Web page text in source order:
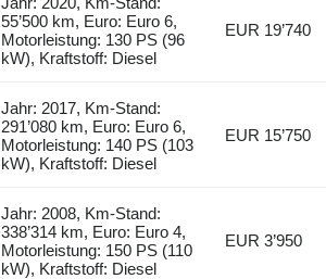
55’500 km, Euro: Euro 6,
Motorleistung: 130 PS (96
kW), Kraftstoff: Diesel
EUR 19’740
Jahr: 2017, Km-Stand:
291’080 km, Euro: Euro 6,
Motorleistung: 140 PS (103
kW), Kraftstoff: Diesel
EUR 15’750
Jahr: 2008, Km-Stand:
338’314 km, Euro: Euro 4,
Motorleistung: 150 PS (110
kW), Kraftstoff: Diesel
EUR 3’950